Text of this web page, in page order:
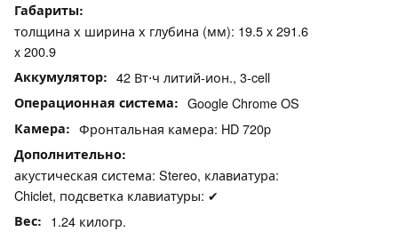
Габариты
толщина х ширина х глубина (мм): 19.5 x 291.6
x 200.9
Аккумулятор 42 Вт⋅ч литий-ион., 3-cell
Операционная система Google Chrome OS
Камера Фронтальная камера: HD 720p
Дополнительно
акустическая система: Stereo, клавиатура:
Chiclet, подсветка клавиатуры: ✔
Вес 1.24 килогр.